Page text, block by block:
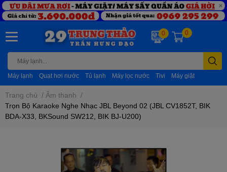
Máy lạnh Quạt hơi nước Tủ lạnh Máy lọc nước Tivi Máy giặt
0 0
Trang chủ / Âm thanh /
Trọn Bộ Karaoke Nghe Nhạc JBL Beyond 02 (JBL CV1852T, BIK
BDA-X33, BKSound SW212, BIK BJ-U200)